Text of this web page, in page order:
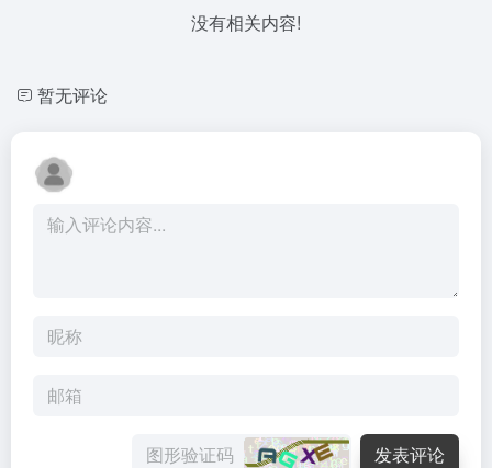
没有相关内容!
暂无评论
发表评论